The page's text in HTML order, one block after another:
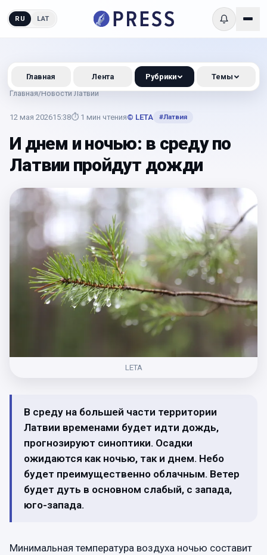
RU LAT
Главная/Новости Латвии
12 мая 202615:38⏱ 1 мин чтения© LETA #Латвия
И днем и ночью: в среду по
Латвии пройдут дожди
LETA
В среду на большей части территории
Латвии временами будет идти дождь,
прогнозируют синоптики. Осадки
ожидаются как ночью, так и днем. Небо
будет преимущественно облачным. Ветер
будет дуть в основном слабый, с запада,
юго-запада.
Минимальная температура воздуха ночью составит
Главная Лента Рубрики Темы